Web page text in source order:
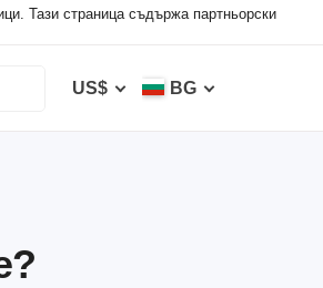
Тази страница съдържа партньорски
US$ BG